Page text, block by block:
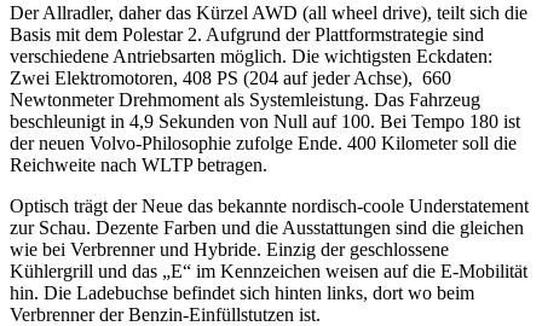
Der Allradler, daher das Kürzel AWD (all wheel drive), teilt sich die
Basis mit dem Polestar 2. Aufgrund der Plattformstrategie sind
verschiedene Antriebsarten möglich. Die wichtigsten Eckdaten:
Zwei Elektromotoren, 408 PS (204 auf jeder Achse), 660
Newtonmeter Drehmoment als Systemleistung. Das Fahrzeug
beschleunigt in 4,9 Sekunden von Null auf 100. Bei Tempo 180 ist
der neuen Volvo-Philosophie zufolge Ende. 400 Kilometer soll die
Reichweite nach WLTP betragen.
Optisch trägt der Neue das bekannte nordisch-coole Understatement
zur Schau. Dezente Farben und die Ausstattungen sind die gleichen
wie bei Verbrenner und Hybride. Einzig der geschlossene
Kühlergrill und das „E“ im Kennzeichen weisen auf die E-Mobilität
hin. Die Ladebuchse befindet sich hinten links, dort wo beim
Verbrenner der Benzin-Einfüllstutzen ist.